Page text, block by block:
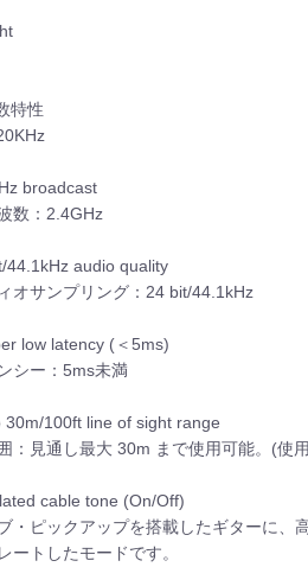
特性
broadcast
数：2.4GHz
44.1kHz audio quality
オサンプリング：24 bit/44.1kHz
low latency (＜5ms)
シー：5ms未満
30m/100ft line of sight range
：見通し最大 30m まで使用可能。(使
cable tone (On/Off)
・ピックアップを搭載したギターに、
ートしたモードです。